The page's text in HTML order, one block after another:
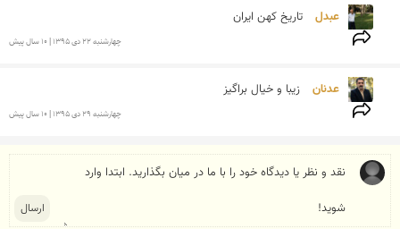
عبدل تاریخ کهن ایران
چهارشنبه 22 دی 1395 | 10 سال پیش
عدنان زیبا و خیال براگیز
چهارشنبه 29 دی 1395 | 10 سال پیش